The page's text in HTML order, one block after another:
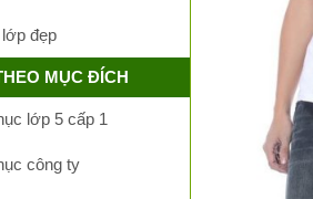
đẹp
MỤC ĐÍCH
lớp 5 cấp 1
công ty